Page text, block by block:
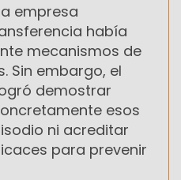
empresa
había
mecanismos de
Sin embargo, el
demostrar
esos
ni acreditar
para prevenir